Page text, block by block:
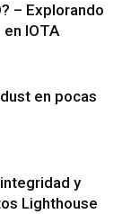
– Explorando
IOTA
en pocas
y
Lighthouse